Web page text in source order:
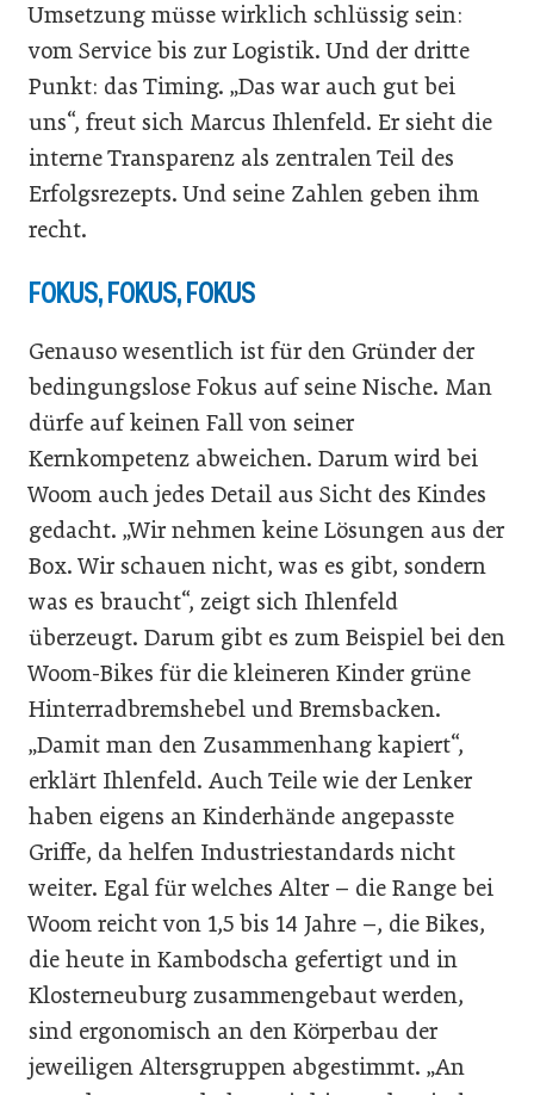
Umsetzung müsse wirklich schlüssig sein:
vom Service bis zur Logistik. Und der dritte
Punkt: das Timing. „Das war auch gut bei
uns“, freut sich Marcus Ihlenfeld. Er sieht die
interne Transparenz als zentralen Teil des
Erfolgsrezepts. Und seine Zahlen geben ihm
recht.
FOKUS, FOKUS, FOKUS
Genauso wesentlich ist für den Gründer der
bedingungslose Fokus auf seine Nische. Man
dürfe auf keinen Fall von seiner
Kernkompetenz abweichen. Darum wird bei
Woom auch jedes Detail aus Sicht des Kindes
gedacht. „Wir nehmen keine Lösungen aus der
Box. Wir schauen nicht, was es gibt, sondern
was es braucht“, zeigt sich Ihlenfeld
überzeugt. Darum gibt es zum Beispiel bei den
Woom-Bikes für die kleineren Kinder grüne
Hinterradbremshebel und Bremsbacken.
„Damit man den Zusammenhang kapiert“,
erklärt Ihlenfeld. Auch Teile wie der Lenker
haben eigens an Kinderhände angepasste
Griffe, da helfen Industriestandards nicht
weiter. Egal für welches Alter – die Range bei
Woom reicht von 1,5 bis 14 Jahre –, die Bikes,
die heute in Kambodscha gefertigt und in
Klosterneuburg zusammengebaut werden,
sind ergonomisch an den Körperbau der
jeweiligen Altersgruppen abgestimmt. „An